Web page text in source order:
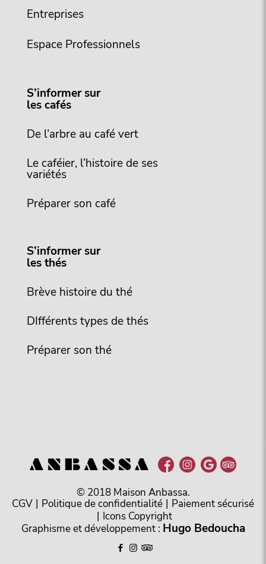
Entreprises
Espace Professionnels
S’informer sur
les cafés
De l’arbre au café vert
Le caféier, l’histoire de ses
variétés
Préparer son café
S’informer sur
les thés
Brève histoire du thé
DIfférents types de thés
Préparer son thé
© 2018 Maison Anbassa.
CGV | Politique de confidentialité | Paiement sécurisé
| Icons Copyright
Graphisme et développement : Hugo Bedoucha